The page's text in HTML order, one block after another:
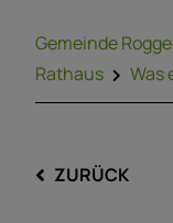
Gemeinde
Rathaus
Was
ZURÜCK